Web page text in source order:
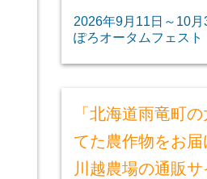
2026年9月11日～10
ぽろオータムフェスト
「北海道雨竜町
てた農作物をお届
川越農場の通販サ